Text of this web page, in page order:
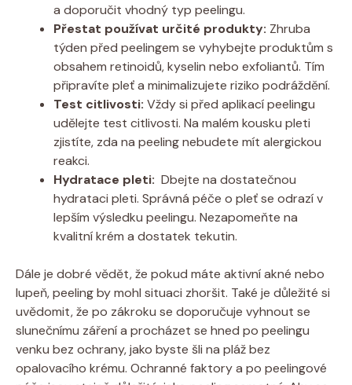
a doporučit vhodný typ peelingu.
Přestat používat určité produkty: Zhruba
týden před peelingem se ​vyhybejte produktům s
obsahem retinoidů, kyselin⁣ nebo exfoliantů. Tím‍
připravíte pleť a minimalizujete riziko podráždění.
Test‌ citlivosti: Vždy si před‌ aplikací peelingu
udělejte test citlivosti. Na malém⁢ kousku‌ pleti
zjistíte, zda na peeling nebudete mít alergickou
reakci.
Hydratace pleti: ⁣ Dbejte na dostatečnou
hydrataci pleti. Správná péče​ o pleť ⁢se ⁢odrazí v
lepším výsledku peelingu. Nezapomeňte na
kvalitní krém a dostatek tekutin.
Dále ​je dobré vědět, ⁢že pokud máte aktivní‍ akné ⁤nebo
lupeň, peeling by mohl situaci zhoršit. Také je důležité si
uvědomit, že po zákroku se doporučuje vyhnout se
slunečnímu záření a procházet se⁤ hned po peelingu
venku bez ochrany,⁣ jako byste šli na pláž bez
opalovacího krému. Ochranné faktory a po peelingové